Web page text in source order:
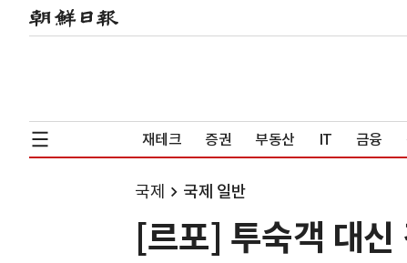
재테크 증권 부동산 IT 금융
국제 국제 일반
[르포] 투숙객 대